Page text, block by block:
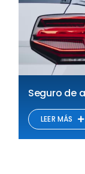
Seguro de
LEER MÁS